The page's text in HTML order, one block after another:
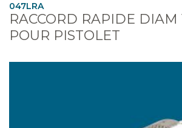
047LRA
RACCORD RAPIDE DIAM
POUR PISTOLET